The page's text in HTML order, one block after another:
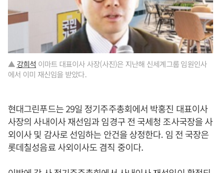
▲ 강희석 이마트 대표이사 사장(사진)은 지난해 신세계그룹 임원인사
에서 이미 재신임을 받았다.
현대그린푸드는 29일 정기주주총회에서 박홍진 대표이사
사장의 사내이사 재선임과 임경구 전 국세청 조사국장을 사
외이사 및 감사로 선임하는 안건을 상정한다. 임 전 국장은
롯데칠성음료 사외이사도 겸직 중이다.